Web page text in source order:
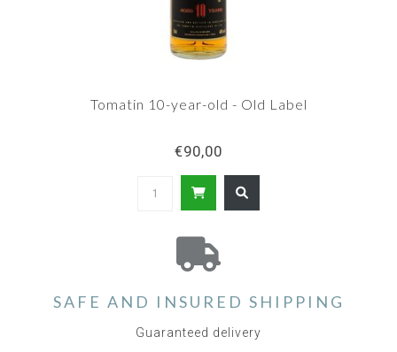
Tomatin 10-year-old - Old Label
€90,00
SAFE AND INSURED SHIPPING
Guaranteed delivery